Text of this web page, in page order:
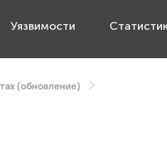
Уязвимости
(обновление)